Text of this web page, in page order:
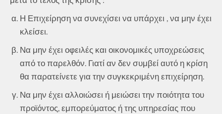
Η Επιχείρηση να συνεχίσει να υπάρχει , να μην έχει
κλείσει.
Να μην έχει οφειλές και οικονομικές υποχρεώσεις
από το παρελθόν. Γιατί αν δεν συμβεί αυτό η κρίση
θα παρατείνετε για την συγκεκριμένη επιχείρηση.
Να μην έχει αλλοιώσει ή μειώσει την ποιότητα του
προϊόντος, εμπορεύματος ή της υπηρεσίας που